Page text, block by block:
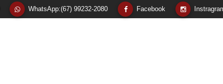
WhatsApp:(67) 99232-2080 Facebook